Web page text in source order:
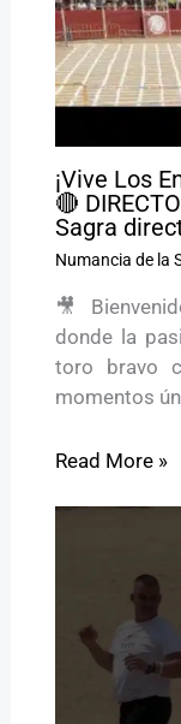
¡Vive Los
🔴
Sagra
Numancia de la
🎥
donde la
toro bravo
momentos
Read More »